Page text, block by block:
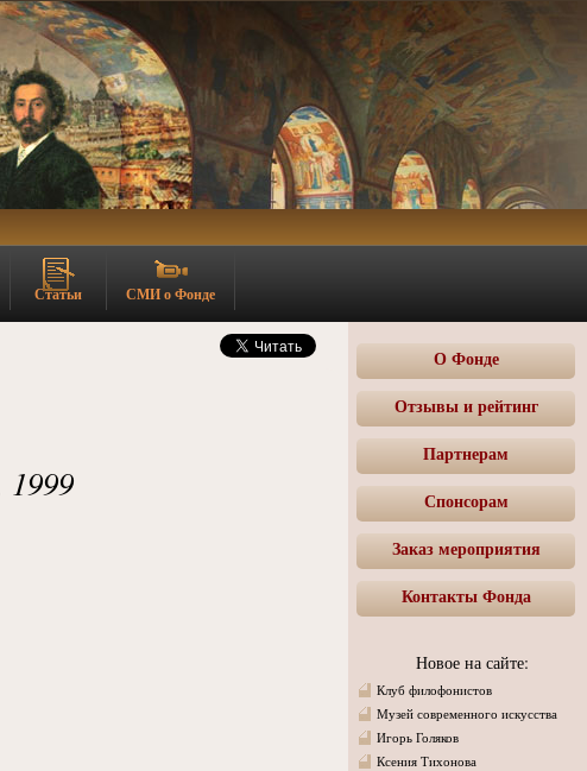
Статьи СМИ о Фонде
О Фонде
Отзывы и рейтинг
Партнерам
Спонсорам
Заказ мероприятия
Контакты Фонда
Новое на сайте:
Клуб филофонистов
Музей современного искусства
Игорь Голяков
Ксения Тихонова